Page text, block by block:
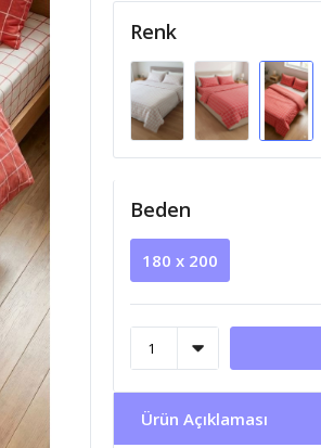
Renk
Beden
180 x 200
Ürün Açıklaması